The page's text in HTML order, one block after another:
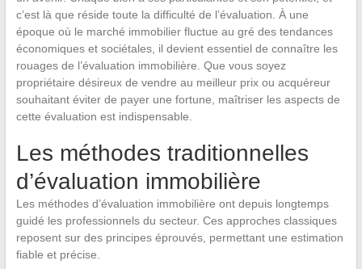
c’est là que réside toute la difficulté de l’évaluation. À une
époque où le marché immobilier fluctue au gré des tendances
économiques et sociétales, il devient essentiel de connaître les
rouages de l’évaluation immobilière. Que vous soyez
propriétaire désireux de vendre au meilleur prix ou acquéreur
souhaitant éviter de payer une fortune, maîtriser les aspects de
cette évaluation est indispensable.
Les méthodes traditionnelles
d’évaluation immobilière
Les méthodes d’évaluation immobilière ont depuis longtemps
guidé les professionnels du secteur. Ces approches classiques
reposent sur des principes éprouvés, permettant une estimation
fiable et précise.